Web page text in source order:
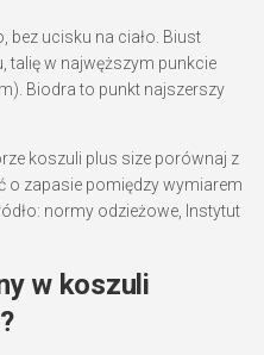
bez ucisku na ciało. Biust
talię w najwęższym punkcie
Biodra to punkt najszerszy
koszuli plus size porównaj z
o zapasie pomiędzy wymiarem
normy odzieżowe, Instytut
w koszuli